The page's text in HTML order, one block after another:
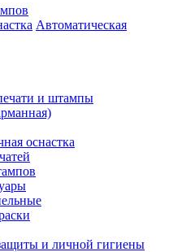
Автоматическая
и штампы
оснастка
и личной гигиены